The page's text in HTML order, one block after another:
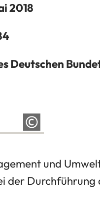
2018
Deutschen
und
der Durchführung